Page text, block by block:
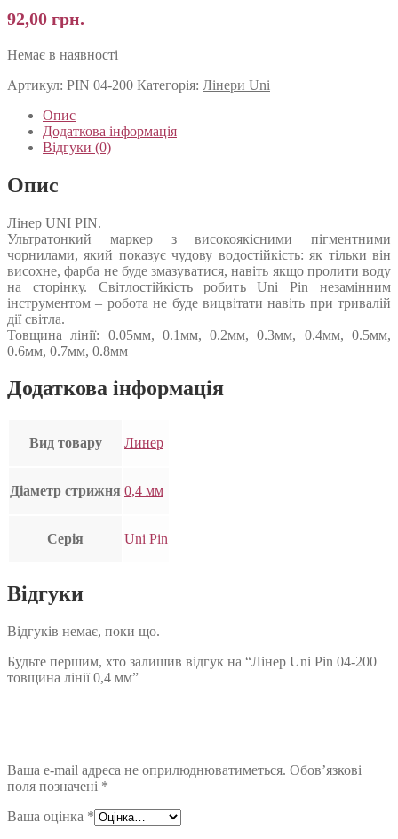
92,00 грн.
Немає в наявності
Артикул: PIN 04-200 Категорія: Лінери Uni
Опис
Додаткова інформація
Відгуки (0)
Опис
Лінер UNI PIN.
Ультратонкий маркер з високоякісними пігментними
чорнилами, який показує чудову водостійкість: як тільки він
висохне, фарба не буде змазуватися, навіть якщо пролити воду
на сторінку. Світлостійкість робить Uni Pin незамінним
інструментом – робота не буде вицвітати навіть при тривалій
дії світла.
Товщина лінії: 0.05мм, 0.1мм, 0.2мм, 0.3мм, 0.4мм, 0.5мм,
0.6мм, 0.7мм, 0.8мм
Додаткова інформація
Вид товару Линер
Діаметр стрижня 0,4 мм
Серія Uni Pin
Відгуки
Відгуків немає, поки що.
Будьте першим, хто залишив відгук на “Лінер Uni Pin 04-200
товщина лінії 0,4 мм”
Ваша e-mail адреса не оприлюднюватиметься. Обов’язкові
поля позначені *
Ваша оцінка *